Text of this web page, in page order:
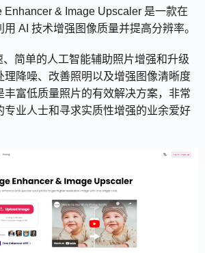
Enhancer & Image Upscaler 是一款在
AI 技术增强图像质量并提高分辨率。
简单的人工智能辅助照片增强和升级
理降噪、改善照明以及增强图像清晰度
丰富低质量照片的有效解决方案，非常
专业人士和寻求实质性增强的业余爱好